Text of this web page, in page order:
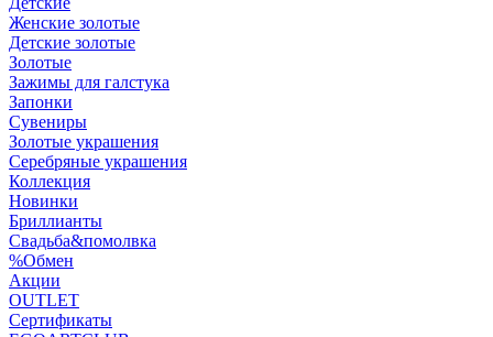
Женские золотые
Детские золотые
Золотые
Зажимы для галстука
Запонки
Сувениры
Золотые украшения
Серебряные украшения
Коллекция
Новинки
Бриллианты
Свадьба&помолвка
%Обмен
Акции
OUTLET
Сертификаты